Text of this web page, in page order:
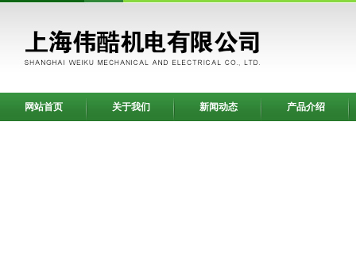
网站首页 关于我们 新闻动态 产品介绍